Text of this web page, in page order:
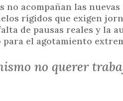
no acompañan las
rígidos que exigen
de pausas reales y la
el agotamiento
no querer